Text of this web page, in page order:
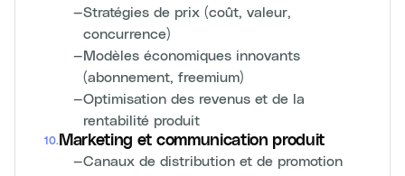
—Stratégies de prix (coût, valeur,
concurrence)
—Modèles économiques innovants
(abonnement, freemium)
—Optimisation des revenus et de la
rentabilité produit
10. Marketing et communication produit
—Canaux de distribution et de promotion